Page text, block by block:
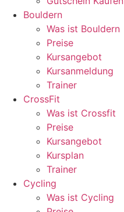
Bouldern
Was ist Bouldern
Preise
Kursangebot
Kursanmeldung
Trainer
CrossFit
Was ist Crossfit
Preise
Kursangebot
Kursplan
Trainer
Cycling
Was ist Cycling